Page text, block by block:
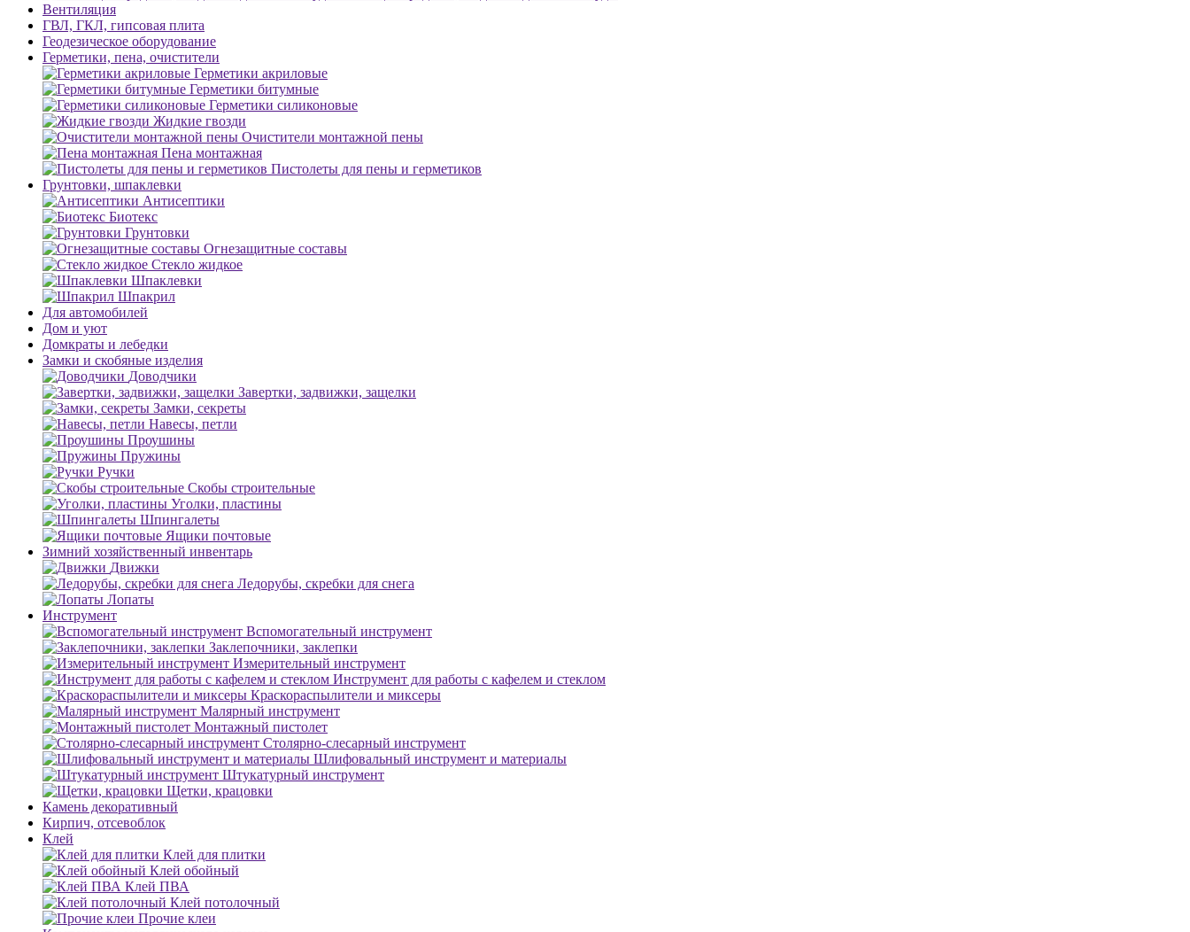
Вентиляция
ГВЛ, ГКЛ, гипсовая плита
Геодезическое оборудование
Герметики, пена, очистители
Герметики акриловые
Герметики битумные
Герметики силиконовые
Жидкие гвозди
Очистители монтажной пены
Пена монтажная
Пистолеты для пены и герметиков
Грунтовки, шпаклевки
Антисептики
Биотекс
Грунтовки
Огнезащитные составы
Стекло жидкое
Шпаклевки
Шпакрил
Для автомобилей
Дом и уют
Домкраты и лебедки
Замки и скобяные изделия
Доводчики
Завертки, задвижки, защелки
Замки, секреты
Навесы, петли
Проушины
Пружины
Ручки
Скобы строительные
Уголки, пластины
Шпингалеты
Ящики почтовые
Зимний хозяйственный инвентарь
Движки
Ледорубы, скребки для снега
Лопаты
Инструмент
Вспомогательный инструмент
Заклепочники, заклепки
Измерительный инструмент
Инструмент для работы с кафелем и стеклом
Краскораспылители и миксеры
Малярный инструмент
Монтажный пистолет
Столярно-слесарный инструмент
Шлифовальный инструмент и материалы
Штукатурный инструмент
Щетки, крацовки
Камень декоративный
Кирпич, отсевоблок
Клей
Клей для плитки
Клей обойный
Клей ПВА
Клей потолочный
Прочие клеи